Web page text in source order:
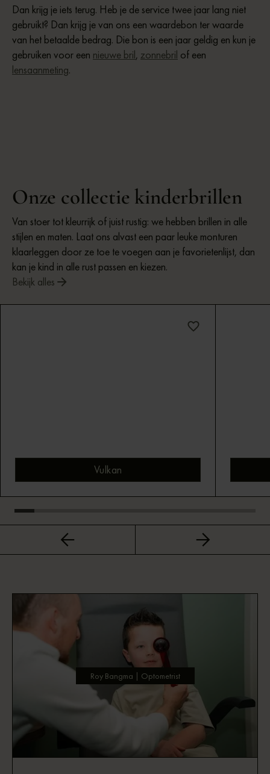
Dan krijg je iets terug. Heb je de service twee jaar lang niet
gebruikt? Dan krijg je van ons een waardebon ter waarde
van het betaalde bedrag. Die bon is een jaar geldig en kun je
gebruiken voor een nieuwe bril, zonnebril of een
lensaanmeting.
Onze collectie kinderbrillen
Van stoer tot kleurrijk of juist rustig: we hebben brillen in alle
stijlen en maten. Laat ons alvast een paar leuke monturen
klaarleggen door ze toe te voegen aan je favorietenlijst, dan
kan je kind in alle rust passen en kiezen.
Bekijk alles
Vulkan
Bekijk bril
Roy Bangma | Optometrist